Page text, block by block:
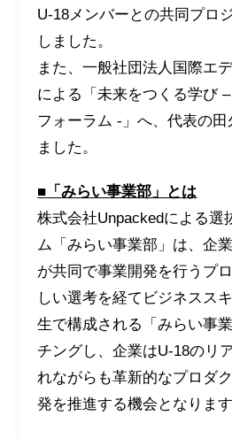
U-18メンバーとの共同プロ
しました。
また、一般社団法人国際エ
による「未来をつくる学び
フォーラム -」へ、代表の
ました。
■ 「みらい事業部」とは
株式会社Unpackedによる選
ム「みらい事業部」は、企
が共同で事業開発を行うプ
しい選考を経てビジネスス
生で構成される「みらい事
チングし、企業はU-18のリ
れながらも革新的なプロダ
発を推進する機会となります